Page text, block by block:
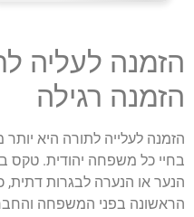
הזמנה לעליה
הזמנה רגילה
הזמנה לעלייה לתורה היא
בחיי כל משפחה יהודית. טקס
הנער או הנערה לבגרות
הראשונה בפני המשפחה